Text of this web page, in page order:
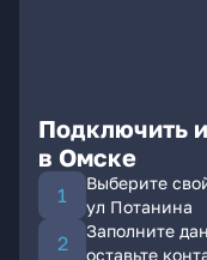
Подключить
в Омске
Выберите
ул Потанина
Заполните
оставьте